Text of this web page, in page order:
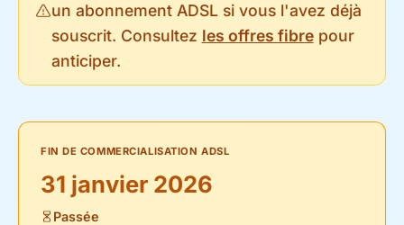
un abonnement ADSL si vous l'avez déjà
souscrit. Consultez les offres fibrepour
anticiper.
FIN DE COMMERCIALISATION ADSL
31 janvier 2026
Passée